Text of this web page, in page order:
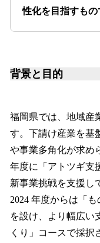
性化を目指すもの
背景と目的
福岡県では、地域産
す。下請け産業を基
や事業多角化が求め
年度に「アトツギ支
新事業挑戦を支援し
2024 年度からは「
を設け、より幅広い
くり」コースで採択